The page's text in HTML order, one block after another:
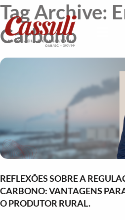
Tag Archive:
Carbono
REFLEXÕES SOBRE A
CARBONO: VANTAGENS
O PRODUTOR RURAL.